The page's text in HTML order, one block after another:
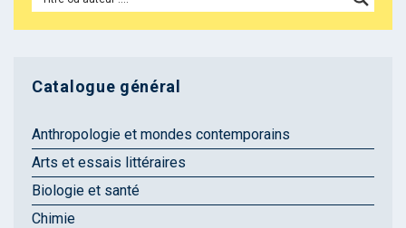
Catalogue général
Anthropologie et mondes contemporains
Arts et essais littéraires
Biologie et santé
Chimie